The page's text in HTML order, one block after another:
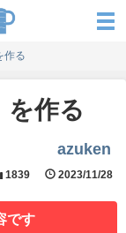
作る
を作る
azuken
1839 2023/11/28
です